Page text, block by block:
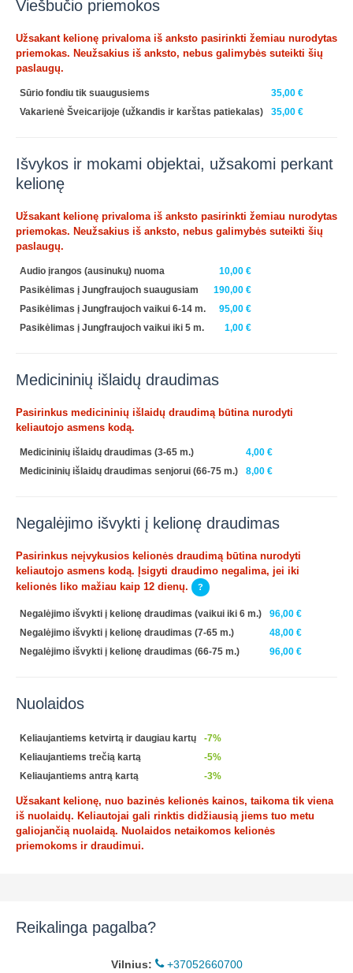
Viešbučio priemokos
Užsakant kelionę privaloma iš anksto pasirinkti žemiau nurodytas
priemokas. Neužsakius iš anksto, nebus galimybės suteikti šių
paslaugų.
Sūrio fondiu tik suaugusiems
35,00 €
Vakarienė Šveicarijoje (užkandis ir karštas patiekalas)
35,00 €
Išvykos ir mokami objektai, užsakomi perkant
kelionę
Užsakant kelionę privaloma iš anksto pasirinkti žemiau nurodytas
priemokas. Neužsakius iš anksto, nebus galimybės suteikti šių
paslaugų.
Audio įrangos (ausinukų) nuoma
10,00 €
Pasikėlimas į Jungfraujoch suaugusiam
190,00 €
Pasikėlimas į Jungfraujoch vaikui 6-14 m.
95,00 €
Pasikėlimas į Jungfraujoch vaikui iki 5 m.
1,00 €
Medicininių išlaidų draudimas
Pasirinkus medicininių išlaidų draudimą būtina nurodyti
keliautojo asmens kodą.
Medicininių išlaidų draudimas (3-65 m.)
4,00 €
Medicininių išlaidų draudimas senjorui (66-75 m.)
8,00 €
Negalėjimo išvykti į kelionę draudimas
Pasirinkus neįvykusios kelionės draudimą būtina nurodyti
keliautojo asmens kodą. Įsigyti draudimo negalima, jei iki
kelionės liko mažiau kaip 12 dienų.
?
Negalėjimo išvykti į kelionę draudimas (vaikui iki 6 m.)
96,00 €
Negalėjimo išvykti į kelionę draudimas (7-65 m.)
48,00 €
Negalėjimo išvykti į kelionę draudimas (66-75 m.)
96,00 €
Nuolaidos
Keliaujantiems ketvirtą ir daugiau kartų
-7%
Keliaujantiems trečią kartą
-5%
Keliaujantiems antrą kartą
-3%
Užsakant kelionę, nuo bazinės kelionės kainos, taikoma tik viena
iš nuolaidų. Keliautojai gali rinktis didžiausią jiems tuo metu
galiojančią nuolaidą. Nuolaidos netaikomos kelionės
priemokoms ir draudimui.
Reikalinga pagalba?
Vilnius:
+37052660700